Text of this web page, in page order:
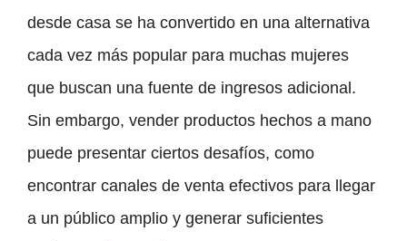
desde casa se ha convertido en una alternativa
cada vez más popular para muchas mujeres
que buscan una fuente de ingresos adicional.
Sin embargo, vender productos hechos a mano
puede presentar ciertos desafíos, como
encontrar canales de venta efectivos para llegar
a un público amplio y generar suficientes